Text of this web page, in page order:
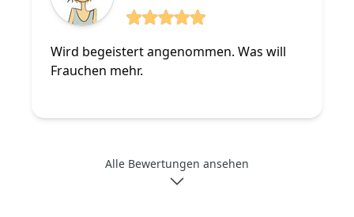
Wird begeistert angenommen. Was will
Frauchen mehr.
Alle Bewertungen ansehen